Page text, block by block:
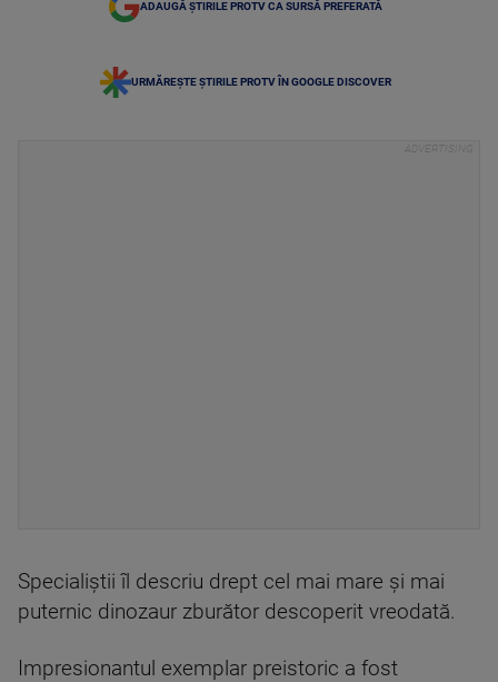
ADAUGĂ ȘTIRILE PROTV CA SURSĂ PREFERATĂ
URMĂREȘTE ȘTIRILE PROTV ÎN GOOGLE DISCOVER
Specialiştii îl descriu drept cel mai mare şi mai
puternic dinozaur zburător descoperit vreodată.
Impresionantul exemplar preistoric a fost